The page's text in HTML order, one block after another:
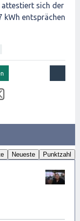
attestiert sich der
kWh entsprächen
Neueste Punktzahl